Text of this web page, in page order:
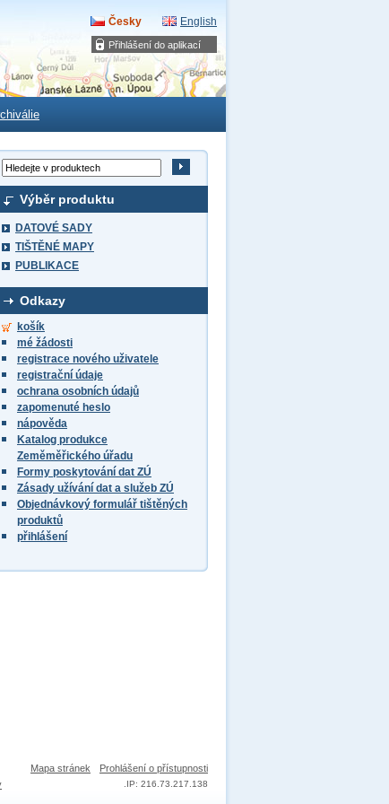
Přihlášení do aplikací
Česky English
Výběr produktu
DATOVÉ SADY
TIŠTĚNÉ MAPY
PUBLIKACE
Odkazy
košík
mé žádosti
registrace nového uživatele
registrační údaje
ochrana osobních údajů
zapomenuté heslo
nápověda
Katalog produkce
Zeměměřického úřadu
Formy poskytování dat ZÚ
Zásady užívání dat a služeb ZÚ
Objednávkový formulář tištěných
produktů
přihlášení
Mapa stránek Prohlášení o přístupnosti
IP: 216.73.217.138